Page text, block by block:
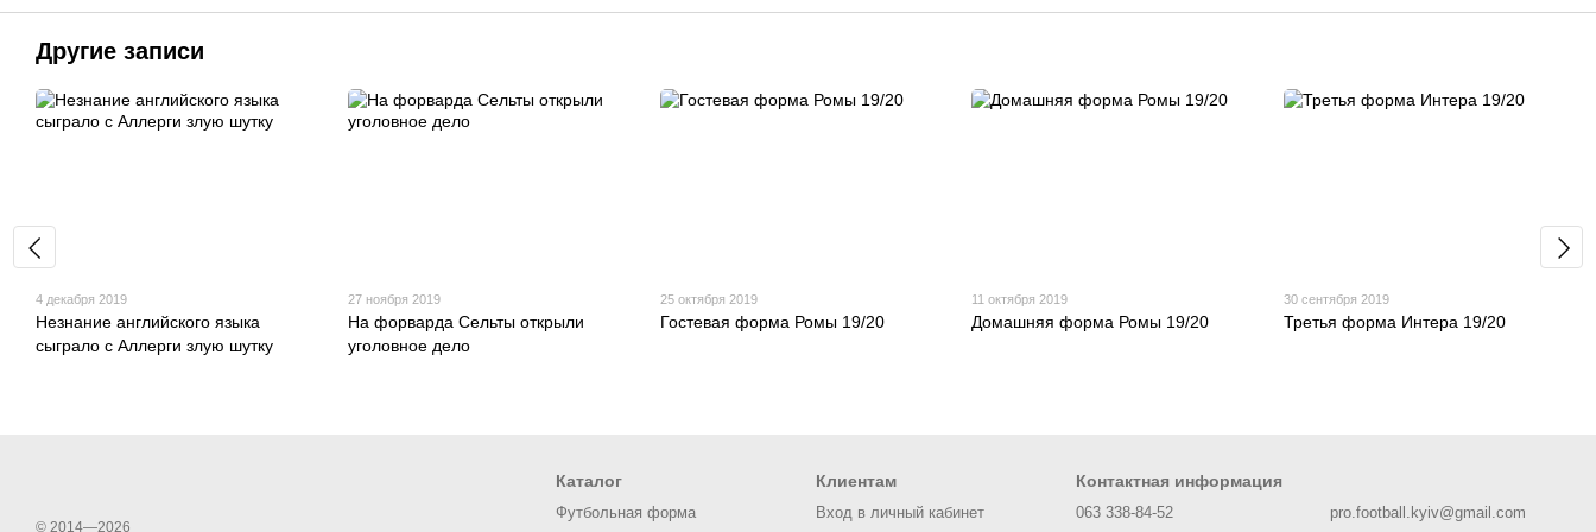
Другие записи
4 декабря 2019
Незнание английского языка
сыграло с Аллерги злую шутку
27 ноября 2019
На форварда Сельты открыли
уголовное дело
25 октября 2019
Гостевая форма Ромы 19/20
11 октября 2019
Домашняя форма Ромы 19/20
30 сентября 2019
Третья форма Интера 19/20
© 2014—2026
Каталог
Футбольная форма
Клиентам
Вход в личный кабинет
Контактная информация
063 338-84-52 pro.football.kyiv@gmail.com